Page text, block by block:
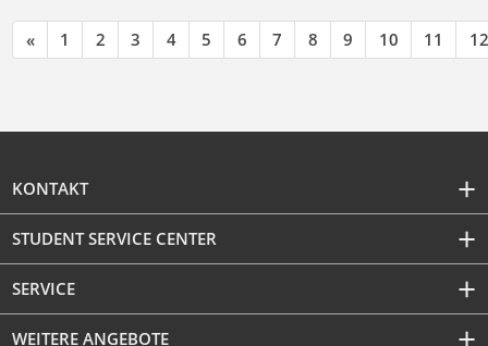
« 1 2 3 4 5 6 7 8 9 10 11 12
KONTAKT
STUDENT SERVICE CENTER
SERVICE
WEITERE ANGEBOTE